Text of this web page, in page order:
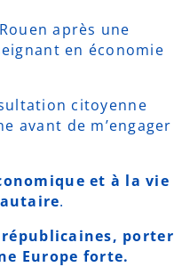
après une
en économie
citoyenne
avant de m’engager
et à la vie
.
porter
Europe forte.